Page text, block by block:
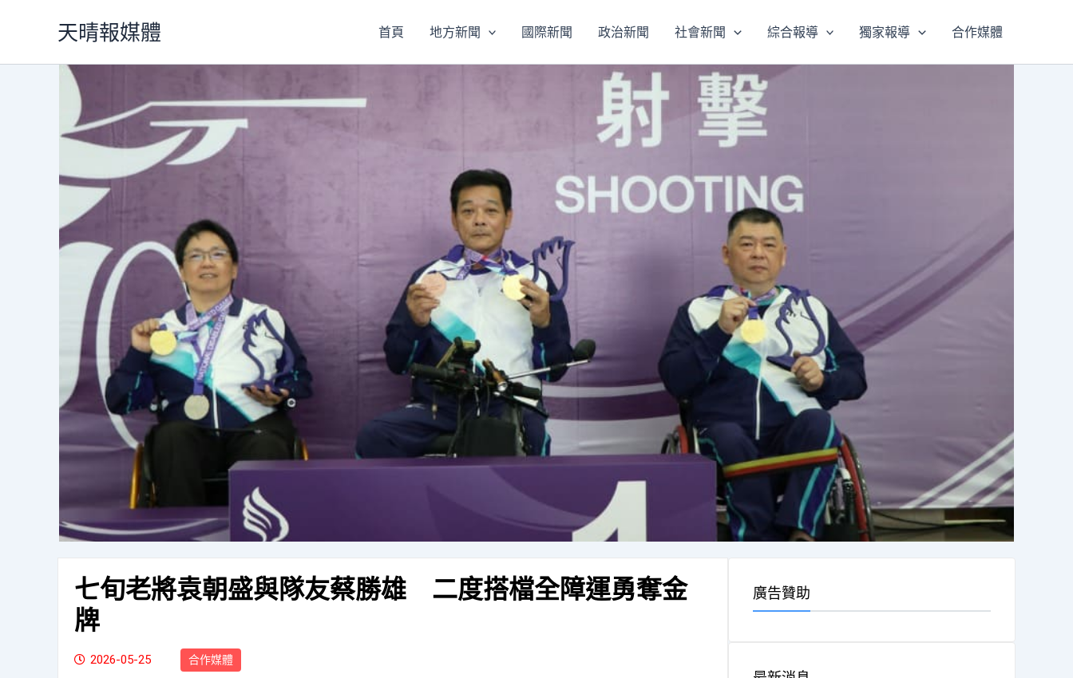
天晴報媒體 首頁 地方新聞 國際新聞 政治新聞 社會新聞 綜合報導 獨家報導 合作媒體
七旬老將袁朝盛與隊友蔡勝雄 二度搭檔全障運勇奪金
牌
2026-05-25 合作媒體
廣告贊助